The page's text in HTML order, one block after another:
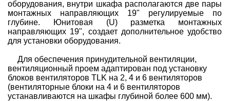
оборудования, внутри шкафа располагаются две пары
монтажных направляющих 19" регулируемые по
глубине. Юнитовая (U) разметка монтажных
направляющих 19", создает дополнительное удобство
для установки оборудования.
Для обеспечения принудительной вентиляции,
вентиляционный проем адаптирован под установку
блоков вентиляторов TLK на 2, 4 и 6 вентиляторов
(вентиляторные блоки на 4 и 6 вентиляторов
устанавливаются на шкафы глубиной более 600 мм).